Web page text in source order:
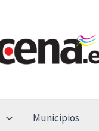
Municipios